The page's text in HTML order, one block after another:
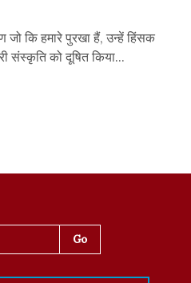
जो कि हमारे पुरखा हैं, उन्हें हिंसक
संस्कृति को दूषित किया...